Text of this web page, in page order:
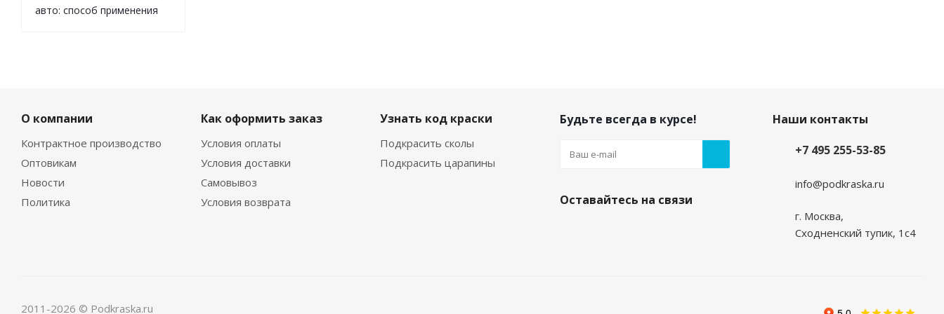
авто: способ применения
О компании
Контрактное производство
Оптовикам
Новости
Политика
Как оформить заказ
Условия оплаты
Условия доставки
Самовывоз
Условия возврата
Узнать код краски
Подкрасить сколы
Подкрасить царапины
Будьте всегда в курсе!
Оставайтесь на связи
Наши контакты
+7 495 255-53-85
info@podkraska.ru
г. Москва,
Сходненский тупик, 1с4
2011-2026 © Podkraska.ru